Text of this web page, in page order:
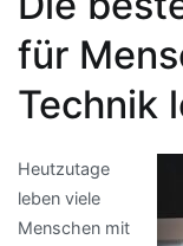
für
Technik
Heutzutage
leben viele
Menschen mit